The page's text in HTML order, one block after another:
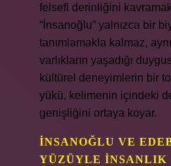
felsefi derinliğini
“İnsanoğlu” yalnızca bir
tanımlamakla kalmaz,
varlıkların yaşadığı
kültürel deneyimlerin bir
yükü, kelimenin içindeki
genişliğini ortaya koyar.
İNSANOĞLU VE
YÜZÜYLE İNSANLIK